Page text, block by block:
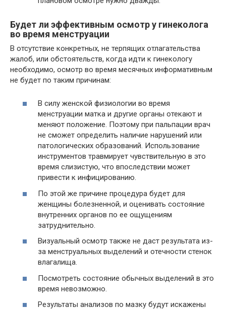
Будет ли эффективным осмотр у гинеколога
во время менструации
В отсутствие конкретных, не терпящих отлагательства
жалоб, или обстоятельств, когда идти к гинекологу
необходимо, осмотр во время месячных информативным
не будет по таким причинам:
В силу женской физиологии во время
менструации матка и другие органы отекают и
меняют положение. Поэтому при пальпации врач
не сможет определить наличие нарушений или
патологических образований. Использование
инструментов травмирует чувствительную в это
время слизистую, что впоследствии может
привести к инфицированию.
По этой же причине процедура будет для
женщины болезненной, и оценивать состояние
внутренних органов по ее ощущениям
затруднительно.
Визуальный осмотр также не даст результата из-
за менструальных выделений и отечности стенок
влагалища.
Посмотреть состояние обычных выделений в это
время невозможно.
Результаты анализов по мазку будут искажены